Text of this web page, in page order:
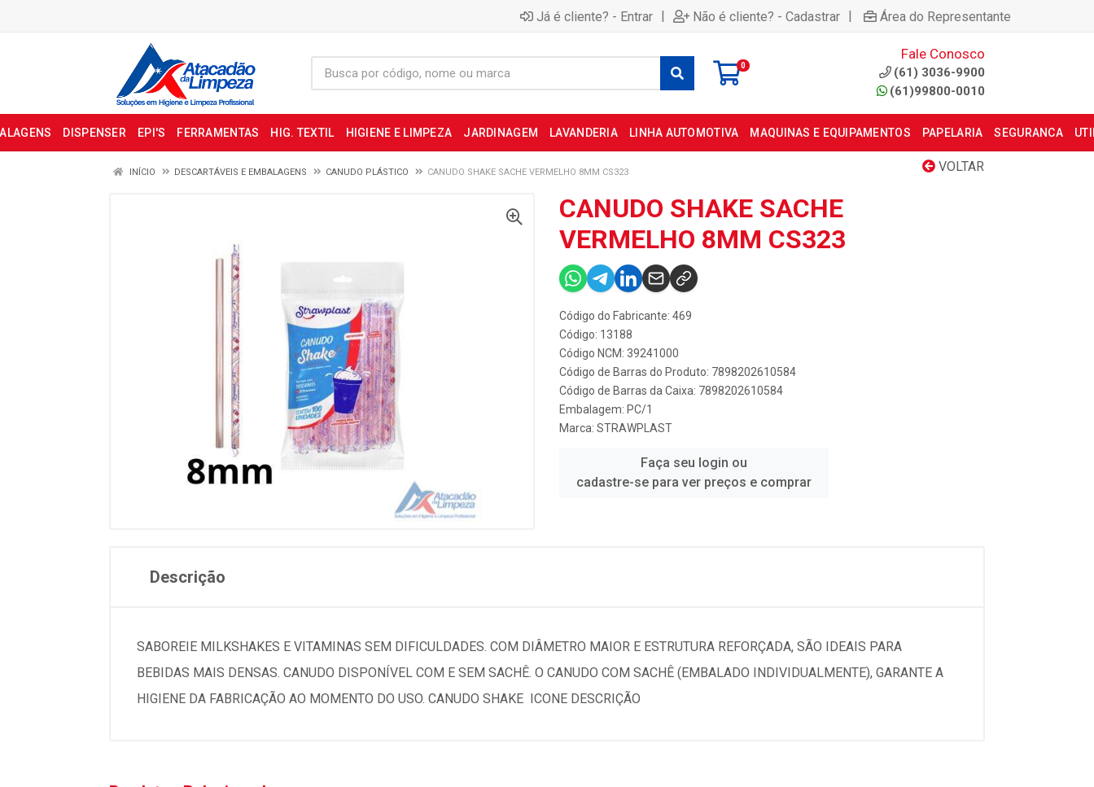
Já é cliente? - Entrar | Não é cliente? - Cadastrar | Área do Representante
0
Fale Conosco
(61) 3036-9900
(61)99800-0010
DISPENSER EPI'S FERRAMENTAS HIG. TEXTIL HIGIENE E LIMPEZA JARDINAGEM LAVANDERIA LINHA AUTOMOTIVA MAQUINAS E EQUIPAMENTOS PAPELARIA SEGURANCA
VOLTAR
INÍCIO DESCARTÁVEIS E EMBALAGENS CANUDO PLÁSTICO CANUDO SHAKE SACHE VERMELHO 8MM CS323
CANUDO SHAKE SACHE
VERMELHO 8MM CS323
Código do Fabricante: 469
Código: 13188
Código NCM: 39241000
Código de Barras do Produto: 7898202610584
Código de Barras da Caixa: 7898202610584
Embalagem: PC/1
Marca: STRAWPLAST
Faça seu login ou
cadastre-se para ver preços e comprar
Descrição
SABOREIE MILKSHAKES E VITAMINAS SEM DIFICULDADES. COM DIÂMETRO MAIOR E ESTRUTURA REFORÇADA, SÃO IDEAIS PARA
BEBIDAS MAIS DENSAS. CANUDO DISPONÍVEL COM E SEM SACHÊ. O CANUDO COM SACHÊ (EMBALADO INDIVIDUALMENTE), GARANTE A
HIGIENE DA FABRICAÇÃO AO MOMENTO DO USO. CANUDO SHAKE  ICONE DESCRIÇÃO